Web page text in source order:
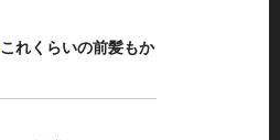
これくらいの前髪もか